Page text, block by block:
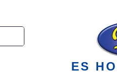
ES